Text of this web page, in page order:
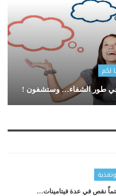
لكم
في طور الشفاء… وستشفون !
نقص في عدة فيتامينات…